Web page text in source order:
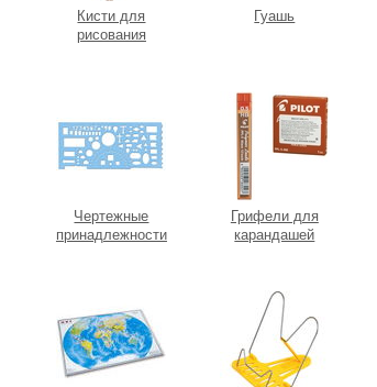
Кисти для
рисования
Гуашь
Чертежные
принадлежности
Грифели для
карандашей